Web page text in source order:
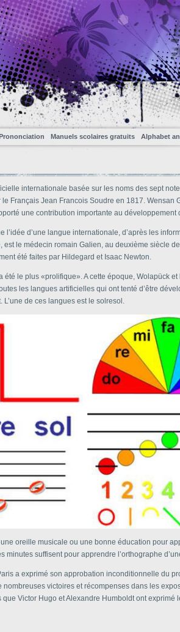
Manuels scolaires gratuits Alphabet
internationale basée sur les noms des sept
Français Jean Francois Soudre en 1817. Wensan
une contribution importante au développement
l’idée d’une langue internationale, d’après les
est le médecin romain Galien, au deuxième siècle
été faites par Hildegard et Isaac Newton.
été le plus «prolifique». A cette époque, Wolapück et
les langues artificielles qui ont tenté d’être
de ces langues est le solresol.
une oreille musicale ou une bonne éducation pour
minutes suffisent pour apprendre l’orthographe
a exprimé son approbation inconditionnelle du
nombreuses victoires et récompenses dans les
que Victor Hugo et Alexandre Humboldt ont exprimé